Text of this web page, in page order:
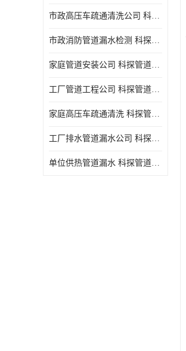
市政高压车疏通清洗公司 科探管道工程 经验丰富
市政消防管道漏水检测 科探管道工程 快速上门
家庭管道安装公司 科探管道工程 团队服务
工厂管道工程公司 科探管道工程 时效快
家庭高压车疏通清洗 科探管道工程 服务周到
工厂排水管道漏水公司 科探管道工程 快速上门
单位供热管道漏水 科探管道工程 设备齐